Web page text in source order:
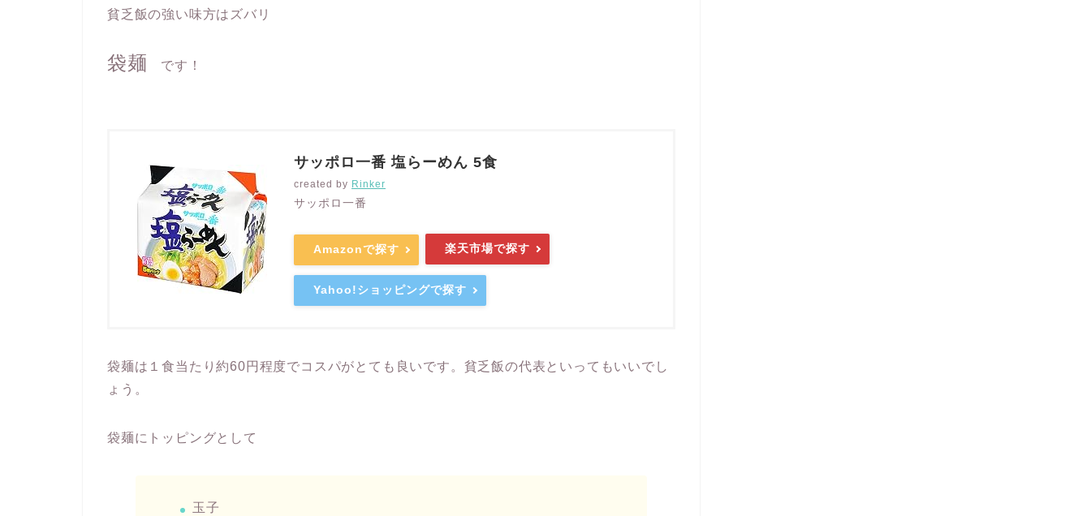
貧乏飯の強い味方はズバリ
袋麺 です！
サッポロ一番 塩らーめん 5食
created by Rinker
サッポロ一番
Amazonで探す 楽天市場で探す
Yahoo!ショッピングで探す
袋麺は１食当たり約60円程度でコスパがとても良いです。貧乏飯の代表といってもいいでし
ょう。
袋麺にトッピングとして
玉子